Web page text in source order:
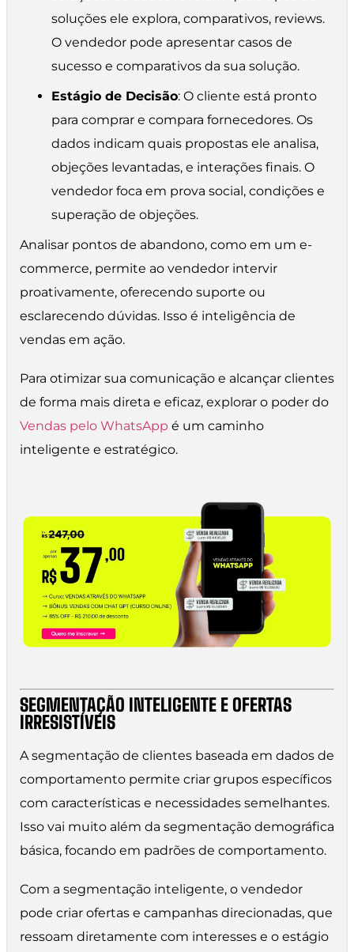
soluções ele explora, comparativos, reviews.
O vendedor pode apresentar casos de
sucesso e comparativos da sua solução.
Estágio de Decisão: O cliente está pronto
para comprar e compara fornecedores. Os
dados indicam quais propostas ele analisa,
objeções levantadas, e interações finais. O
vendedor foca em prova social, condições e
superação de objeções.
Analisar pontos de abandono, como em um e-
commerce, permite ao vendedor intervir
proativamente, oferecendo suporte ou
esclarecendo dúvidas. Isso é inteligência de
vendas em ação.
Para otimizar sua comunicação e alcançar clientes
de forma mais direta e eficaz, explorar o poder do
Vendas pelo WhatsApp é um caminho
inteligente e estratégico.
SEGMENTAÇÃO INTELIGENTE E OFERTAS
IRRESISTÍVEIS
A segmentação de clientes baseada em dados de
comportamento permite criar grupos específicos
com características e necessidades semelhantes.
Isso vai muito além da segmentação demográfica
básica, focando em padrões de comportamento.
Com a segmentação inteligente, o vendedor
pode criar ofertas e campanhas direcionadas, que
ressoam diretamente com interesses e o estágio